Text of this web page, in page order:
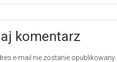
komentarz
e-mail nie zostanie opublikowany.